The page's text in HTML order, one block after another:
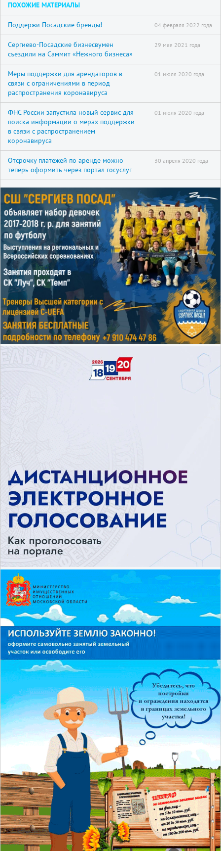
ПОХОЖИЕ МАТЕРИАЛЫ
Поддержи Посадские бренды! 04 февраля 2022 года
Сергиево-Посадские бизнесвумен
съездили на Саммит «Нежного бизнеса»
29 мая 2021 года
Меры поддержки для арендаторов в
связи с ограничениями в период
распространения коронавируса
01 июля 2020 года
ФНС России запустила новый сервис для
поиска информации о мерах поддержки
в связи с распространением
коронавируса
01 июля 2020 года
Отсрочку платежей по аренде можно
теперь оформить через портал госуслуг
30 апреля 2020 года